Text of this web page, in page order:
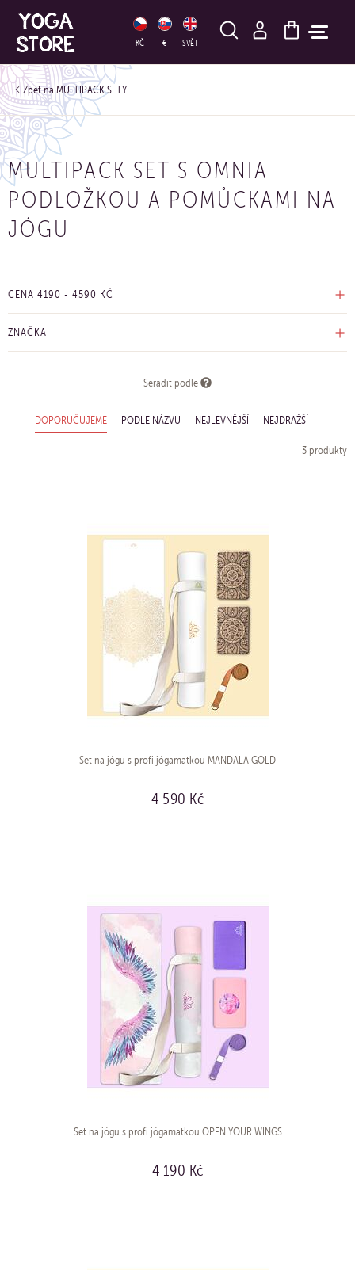
KČ € SVĚT
HLEDAT
MULTIPACK SETY
MULTIPACK SET S OMNIA
PODLOŽKOU A POMŮCKAMI NA
JÓGU
CENA 4190 - 4590 KČ
ZNAČKA
Seřadit podle
DOPORUČUJEME PODLE NÁZVU NEJLEVNĚJŠÍ NEJDRAŽŠÍ
3 produkty
Set na jógu s profi jógamatkou MANDALA GOLD
4 590 Kč
Set na jógu s profi jógamatkou OPEN YOUR WINGS
4 190 Kč